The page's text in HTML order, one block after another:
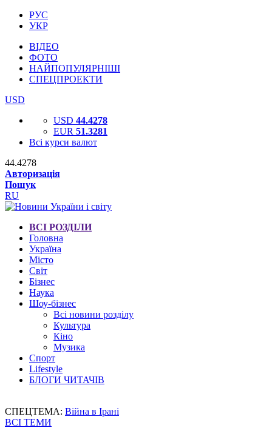
РУС
УКР
ВІДЕО
ФОТО
НАЙПОПУЛЯРНІШІ
СПЕЦПРОЕКТИ
USD
USD 44.4278
EUR 51.3281
Всі курси валют
44.4278
Авторизація
Пошук
RU
ВСІ РОЗДІЛИ
Головна
Україна
Місто
Світ
Бізнес
Наука
Шоу-бізнес
Всі новини розділу
Культура
Кіно
Музика
Спорт
Lifestyle
БЛОГИ ЧИТАЧІВ
СПЕЦТЕМА: Війна в Ірані
ВСІ ТЕМИ